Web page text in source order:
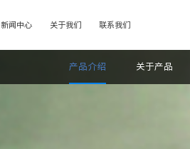
新闻中心 关于我们 联系我们
产品介绍 关于产品